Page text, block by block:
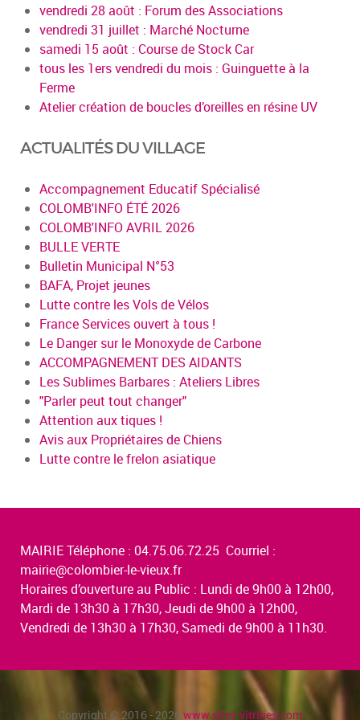
vendredi 28 août : Forum des Associations
vendredi 31 juillet : Marché Nocturne
samedi 15 août : Course de Stock Car
tous les 1ers vendredi du mois : Guinguette à la
Ferme
Atelier création de boucles d’oreilles en résine UV
ACTUALITÉS DU VILLAGE
Accompagnement Educatif Spécialisé
COLOMB'INFO ÉTÉ 2026
COLOMB'INFO AVRIL 2026
BULLE VERTE
Bulletin Municipal N°53
BAFA, Projet jeunes
Lutte contre les Vols de Vélos
France Services ouvert à tous !
Le Danger sur le Monoxyde de Carbone
ACCOMPAGNEMENT DES AIDANTS
Les Sublimes Barbares : Ateliers Libres
"Parler peut tout changer"
Attention aux tiques !
Avis aux Propriétaires de Chiens
Lutte contre le frelon asiatique
MAIRIE Téléphone : 04.75.06.72.25 Courriel :
mairie@colombier-le-vieux.fr
Horaires d’ouverture au Public : Lundi de 9h00 à 12h00,
Mardi de 13h30 à 17h30, Jeudi de 9h00 à 12h00,
Vendredi de 13h30 à 17h30, Samedi de 9h00 à 11h30.
Copyright © 2016 - 2026 www.sites-vitrines.com